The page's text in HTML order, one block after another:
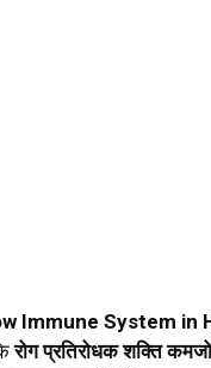
Immune System in
रोग प्रतिरोधक शक्ति